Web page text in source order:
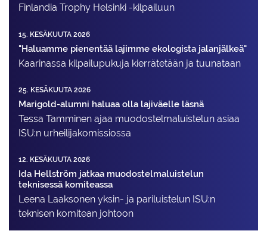
Finlandia Trophy Helsinki -kilpailuun
15. KESÄKUUTA 2026
"Haluamme pienentää lajimme ekologista jalanjälkeä"
Kaarinassa kilpailupukuja kierrätetään ja tuunataan
25. KESÄKUUTA 2026
Marigold-alumni haluaa olla lajiväelle läsnä
Tessa Tamminen ajaa muodostelma­luistelun asiaa
ISU:n urheilija­komissiossa
12. KESÄKUUTA 2026
Ida Hellström jatkaa muodostelmaluistelun
teknisessä komiteassa
Leena Laaksonen yksin- ja pariluistelun ISU:n
teknisen komitean johtoon